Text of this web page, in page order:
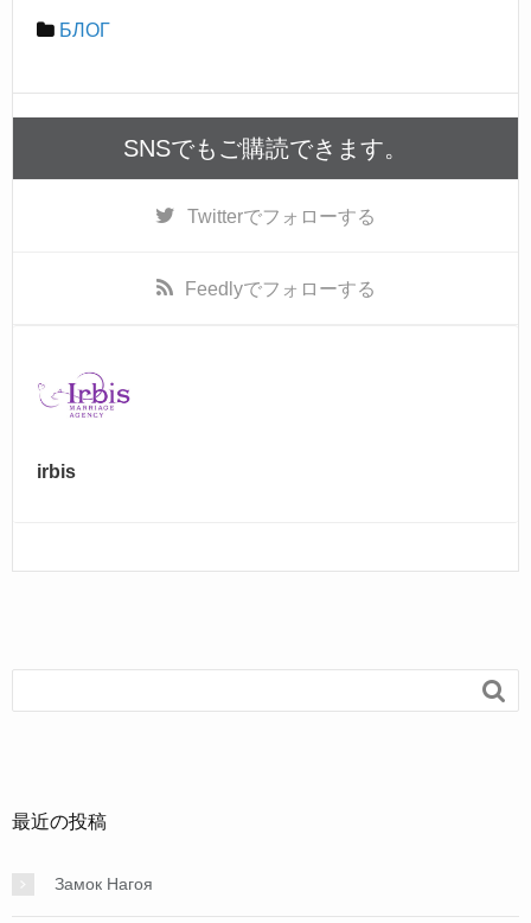
c
b
o
БЛОГ
SNSでもご購読できます。
Twitterでフォローする
Feedlyでフォローする
irbis

最近の投稿
Замок Нагоя